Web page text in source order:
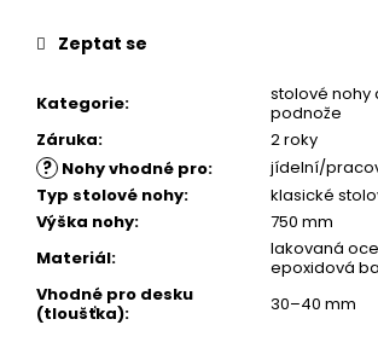
Kategorie:
stolové nohy
podnože
Záruka: 2 roky
? Nohy vhodné pro:
jídelní/
Typ stolové nohy:
klasické
Výška nohy:
750 mm
Materiál:
lakovaná
epoxidová
Vhodné pro desku
(tloušťka): 30–40 mm
Zeptat se